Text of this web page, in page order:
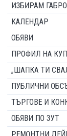
ИЗБИРАМ
КАЛЕНДАР
ОБЯВИ
ПРОФИЛ НА
„ШАПКА ТИ
ПУБЛИЧНИ
ТЪРГОВЕ И
ОБЯВИ ПО ЗУТ
РЕМОНТНИ